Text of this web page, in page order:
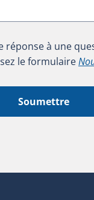
réponse à une
le formulaire
Soumettre